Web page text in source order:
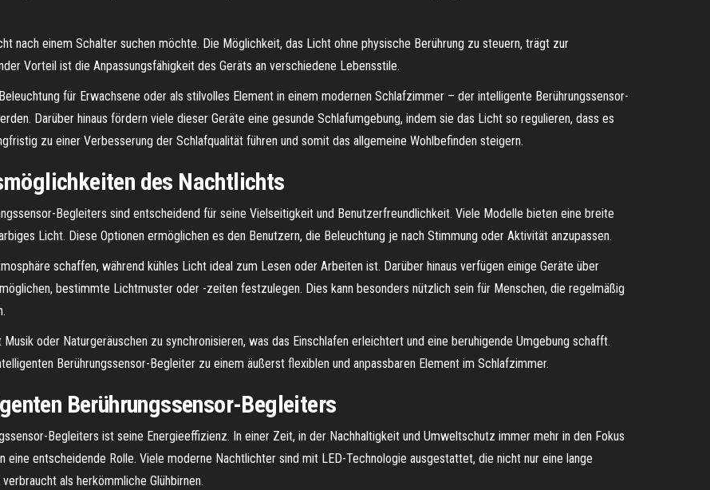
nach einem Schalter suchen möchte. Die Möglichkeit, das Licht ohne physische Berührung zu steuern, trägt zur
Vorteil ist die Anpassungsfähigkeit des Geräts an verschiedene Lebensstile.
für Erwachsene oder als stilvolles Element in einem modernen Schlafzimmer – der intelligente Berührungssensor-
Darüber hinaus fördern viele dieser Geräte eine gesunde Schlafumgebung, indem sie das Licht so regulieren, dass es
zu einer Verbesserung der Schlafqualität führen und somit das allgemeine Wohlbefinden steigern.
des Nachtlichts
Begleiters sind entscheidend für seine Vielseitigkeit und Benutzerfreundlichkeit. Viele Modelle bieten eine breite
Licht. Diese Optionen ermöglichen es den Benutzern, die Beleuchtung je nach Stimmung oder Aktivität anzupassen.
schaffen, während kühles Licht ideal zum Lesen oder Arbeiten ist. Darüber hinaus verfügen einige Geräte über
bestimmte Lichtmuster oder -zeiten festzulegen. Dies kann besonders nützlich sein für Menschen, die regelmäßig
oder Naturgeräuschen zu synchronisieren, was das Einschlafen erleichtert und eine beruhigende Umgebung schafft.
Berührungssensor-Begleiter zu einem äußerst flexiblen und anpassbaren Element im Schlafzimmer.
Berührungssensor-Begleiters
Begleiters ist seine Energieeffizienz. In einer Zeit, in der Nachhaltigkeit und Umweltschutz immer mehr in den Fokus
eine entscheidende Rolle. Viele moderne Nachtlichter sind mit LED-Technologie ausgestattet, die nicht nur eine lange
als herkömmliche Glühbirnen.